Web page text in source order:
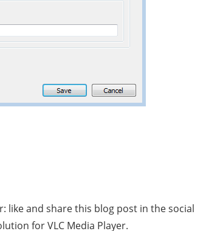
like and share this blog post in the social
for VLC Media Player.